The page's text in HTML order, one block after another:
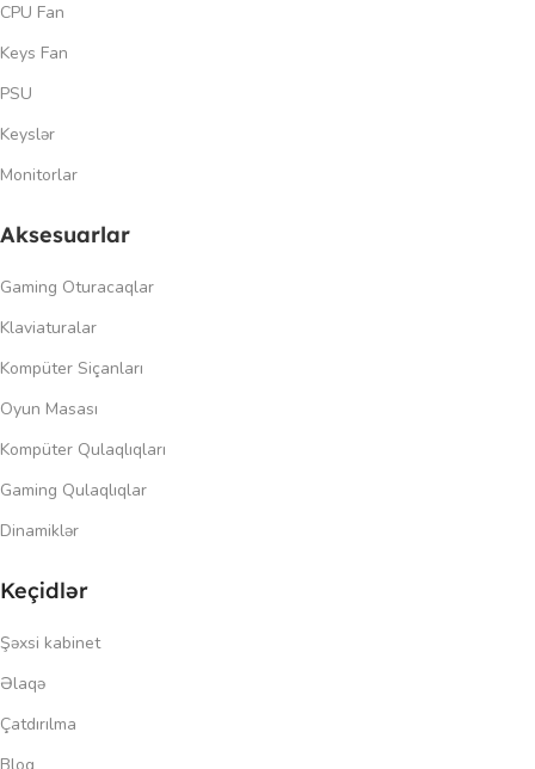
CPU Fan
Keys Fan
PSU
Keyslər
Monitorlar
Aksesuarlar
Gaming Oturacaqlar
Klaviaturalar
Kompüter Siçanları
Oyun Masası
Kompüter Qulaqlıqları
Gaming Qulaqlıqlar
Dinamiklər
Keçidlər
Şəxsi kabinet
Əlaqə
Çatdırılma